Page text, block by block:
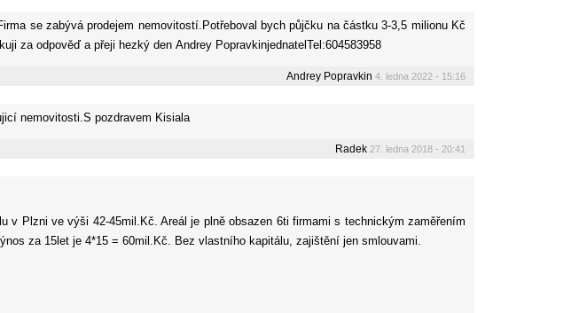
se zabývá prodejem nemovitostí.Potřeboval bych půjčku na částku 3-3,5 milionu Kč
za odpověď a přeji hezký den Andrey PopravkinjednatelTel:604583958
Andrey Popravkin 4. ledna 2022 - 15:16
nemovitosti.S pozdravem Kisiala
Radek 27. ledna 2018 - 20:41
v Plzni ve výši 42-45mil.Kč. Areál je plně obsazen 6ti firmami s technickým zaměřením
za 15let je 4*15 = 60mil.Kč. Bez vlastního kapitálu, zajištění jen smlouvami.